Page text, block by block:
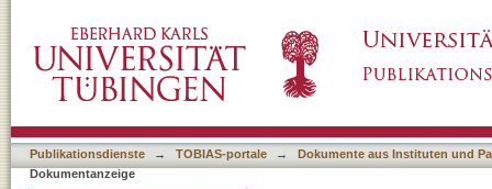
Publikationsdienste → TOBIAS-portale →
Dokumente aus Instituten und
Dokumentanzeige